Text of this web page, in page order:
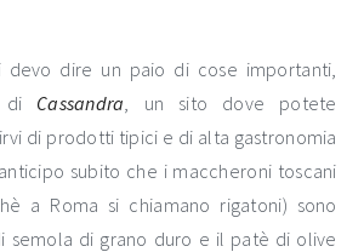
devo dire un paio di cose importanti,
di Cassandra, un sito dove potete
di prodotti tipici e di alta gastronomia
subito che i maccheroni toscani
a Roma si chiamano rigatoni) sono
semola di grano duro e il patè di olive